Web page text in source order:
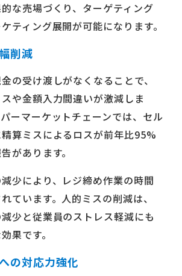
な売場づくり、ターゲティング
ティング展開が可能になります。
削減
の受け渡しがなくなることで、
や金額入力間違いが激減しま
ーマーケットチェーンでは、セル
算ミスによるロスが前年比95%
があります。
少により、レジ締め作業の時間
ています。人的ミスの削減は、
少と従業員のストレス軽減にも
果です。
の対応力強化